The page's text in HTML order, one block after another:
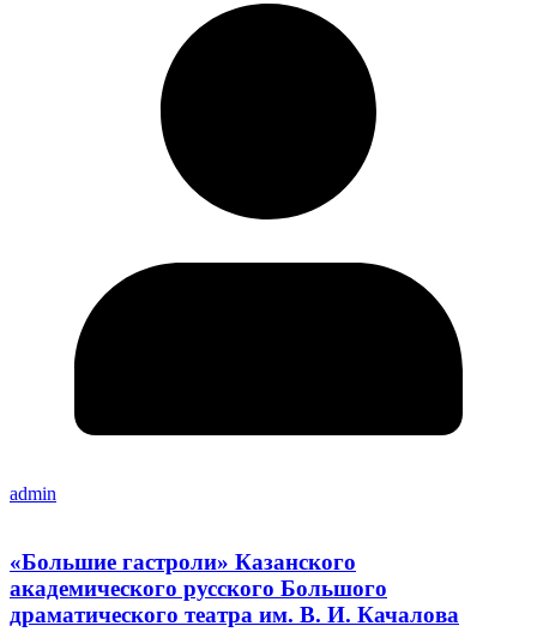
admin
«Большие гастроли» Казанского
академического русского Большого
драматического театра им. В. И. Качалова